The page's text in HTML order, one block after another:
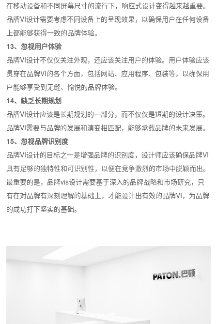
在移动设备和不同屏幕尺寸的流行下，响应式设计变得越来越重要。
品牌VI设计需要考虑不同设备上的呈现效果，以确保用户在任何设备
上都能够获得一致的品牌体验。
13、忽视用户体验
品牌VI设计不仅仅关注外观，还应该关注用户的体验。用户体验应该
贯穿在品牌VI的各个方面，包括网站、应用程序、包装等，以确保用
户能够享受到无缝、愉悦的品牌体验。
14、缺乏长期规划
品牌VI设计应该是长期规划的一部分，而不仅仅是短期的设计决策。
品牌VI需要与品牌的发展和演变相匹配，能够承载品牌的未来发展。
15、忽视品牌识别度
品牌VI设计的目标之一是增强品牌的识别度，设计师应该确保品牌VI
具有足够的独特性和可识别性，以便在竞争激烈的市场中脱颖而出。
最重要的是，品牌vis设计需要基于深入的品牌战略和市场研究，只
有在对品牌有深刻理解的基础上，才能设计出有效的品牌VI，为品牌
的成功打下坚实的基础。